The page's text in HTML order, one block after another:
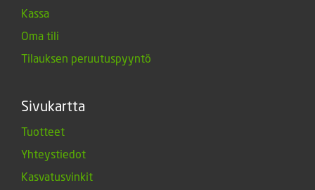
Kassa
Oma tili
Tilauksen peruutuspyyntö
Sivukartta
Tuotteet
Yhteystiedot
Kasvatusvinkit